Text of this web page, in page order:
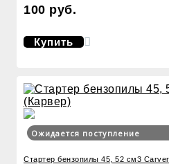
100 руб.
Купить
Ожидается поступление
Стартер бензопилы 45, 52 см3